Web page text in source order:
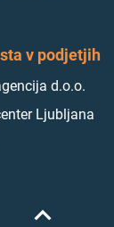
v podjetjih
d.o.o.
Ljubljana